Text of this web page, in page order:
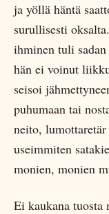
ja yöllä häntä
surullisesti
ihminen tuli sadan
hän ei voinut
seisoi
puhumaan tai
neito,
useimmiten
monien, monien
Ei kaukana tuosta